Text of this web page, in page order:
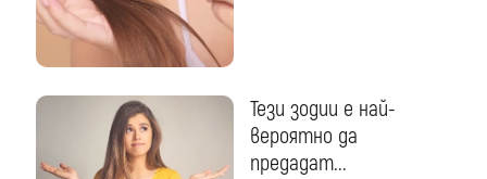
Тези зодии е най-
вероятно да
предадат...